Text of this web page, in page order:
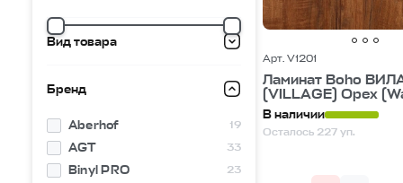
Вид товара
Бренд
Aberhof 19
AGT 33
Binyl PRO 23
Арт. V1201
Ламинат Boho
(VILLAGE) Орех
В наличии
Осталось 227 уп.